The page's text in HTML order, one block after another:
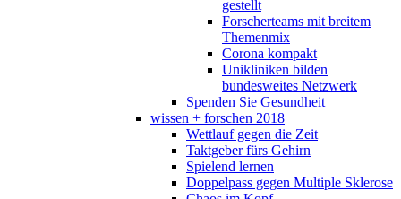
gestellt
Forscherteams mit breitem
Themenmix
Corona kompakt
Unikliniken bilden
bundesweites Netzwerk
Spenden Sie Gesundheit
wissen + forschen 2018
Wettlauf gegen die Zeit
Taktgeber fürs Gehirn
Spielend lernen
Doppelpass gegen Multiple Sklerose